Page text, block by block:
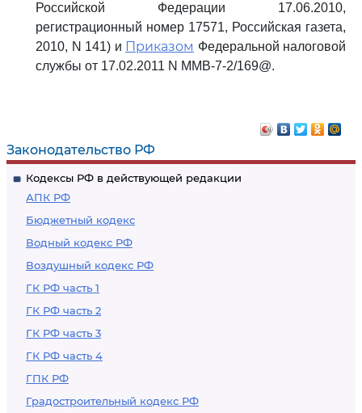
Законодательство РФ
Кодексы РФ в действующей редакции
АПК РФ
Бюджетный кодекс
Водный кодекс РФ
Воздушный кодекс РФ
ГК РФ часть 1
ГК РФ часть 2
ГК РФ часть 3
ГК РФ часть 4
ГПК РФ
Градостроительный кодекс РФ
Российской Федерации 17.06.2010,
регистрационный номер 17571, Российская газета,
2010, N 141) и Приказом Федеральной налоговой
службы от 17.02.2011 N ММВ-7-2/169@.